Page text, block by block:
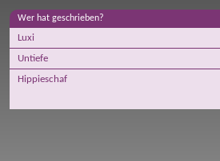
Wer hat geschrieben?
Luxi
Untiefe
Hippieschaf